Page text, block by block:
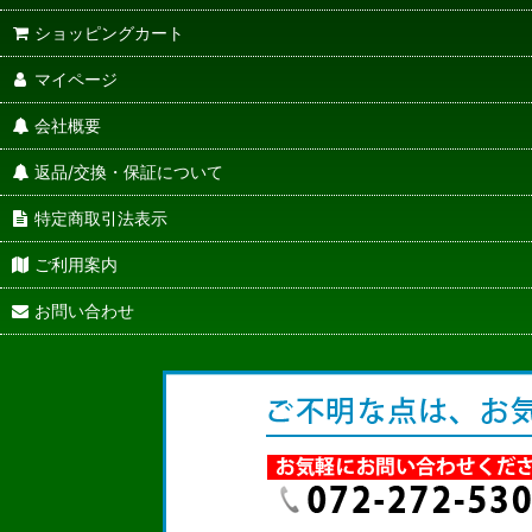
ショッピングカート
マイページ
会社概要
返品/交換・保証について
特定商取引法表示
ご利用案内
お問い合わせ